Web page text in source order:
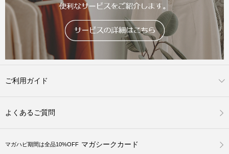
ご利用ガイド
よくあるご質問
マガハピ期間は全品10%OFF マガシークカード